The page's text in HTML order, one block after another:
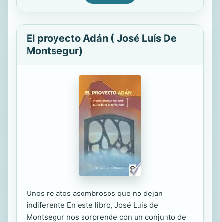
El proyecto Adán ( José Luís De
Montsegur)
Unos relatos asombrosos que no dejan
indiferente En este libro, José Luis de
Montsegur nos sorprende con un conjunto de